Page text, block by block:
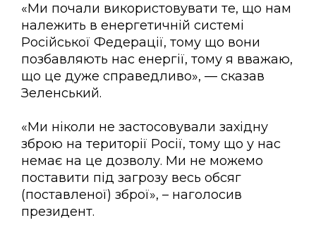
«Ми почали використовувати те, що нам
належить в енергетичній системі
Російської Федерації, тому що вони
позбавляють нас енергії, тому я вважаю,
що це дуже справедливо», — сказав
Зеленський.
«Ми ніколи не застосовували західну
зброю на території Росії, тому що у нас
немає на це дозволу. Ми не можемо
поставити під загрозу весь обсяг
(поставленої) зброї», – наголосив
президент.